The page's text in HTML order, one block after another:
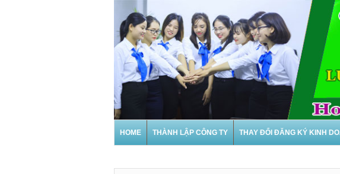
HOME THÀNH LẬP CÔNG TY THAY ĐỔI ĐĂNG KÝ KINH